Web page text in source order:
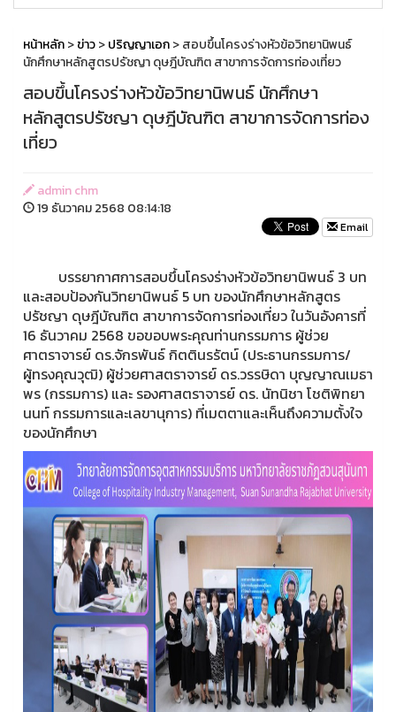
หน้าหลัก>ข่าว>ปริญญาเอก> สอบขึ้นโครงร่างหัวข้อวิทยานิพนธ์
นักศึกษาหลักสูตรปรัชญา ดุษฎีบัณฑิต สาขาการจัดการท่องเที่ยว
สอบขึ้นโครงร่างหัวข้อวิทยานิพนธ์ นักศึกษา
หลักสูตรปรัชญา ดุษฎีบัณฑิต สาขาการจัดการท่อง
เที่ยว
admin chm
19 ธันวาคม 2568 08:14:18
Email
บรรยากาศการสอบขึ้นโครงร่างหัวข้อวิทยานิพนธ์ 3 บท
และสอบป้องกันวิทยานิพนธ์ 5 บท ของนักศึกษาหลักสูตร
ปรัชญา ดุษฎีบัณฑิต สาขาการจัดการท่องเที่ยว ในวันอังคารที่
16 ธันวาคม 2568 ขอขอบพระคุณท่านกรรมการ ผู้ช่วย
ศาตราจารย์ ดร.จักรพันธ์ กิตตินรรัตน์ (ประธานกรรมการ/
ผู้ทรงคุณวุฒิ) ผู้ช่วยศาสตราจารย์ ดร.วรรษิดา บุญญาณเมธา
พร (กรรมการ) และ รองศาสตราจารย์ ดร. นัทนิชา โชติพิทยา
นนท์ กรรมการและเลขานุการ) ที่เมตตาและเห็นถึงความตั้งใจ
ของนักศึกษา